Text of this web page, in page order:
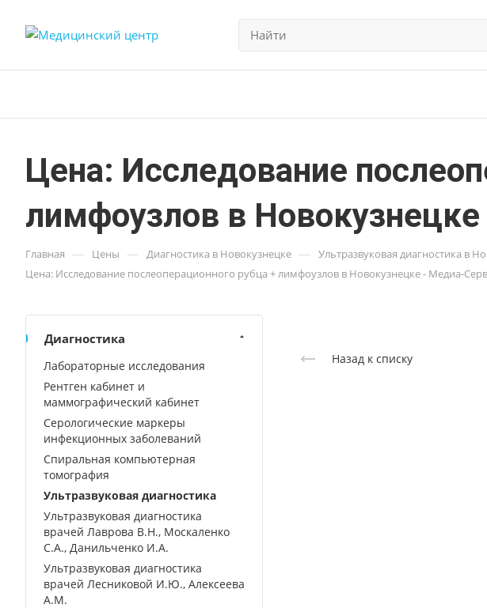
Цена: Исследование
лимфоузлов в
Главная — Цены — Диагностика в Новокузнецке — Ультразвуковая диагностика в
Цена: Исследование послеоперационного рубца + лимфоузлов в Новокузнецке - Медиа-
Назад к списку
Диагностика
Лабораторные исследования
Рентген кабинет и
маммографический кабинет
Серологические маркеры
инфекционных заболеваний
Спиральная компьютерная
томография
Ультразвуковая диагностика
Ультразвуковая диагностика
врачей Лаврова В.Н., Москаленко
С.А., Данильченко И.А.
Ультразвуковая диагностика
врачей Лесниковой И.Ю., Алексеева
А.М.